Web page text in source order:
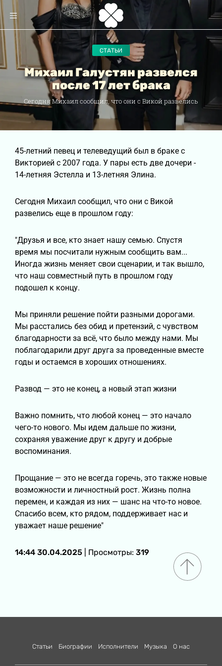
СТАТЬИ
Михаил Галустян развелся
после 17 лет брака
Сегодня Михаил сообщил, что они с Викой развелись
45-летний певец и телеведущий был в браке с
Викторией с 2007 года. У пары есть две дочери -
14-летняя Эстелла и 13-летняя Элина.
Сегодня Михаил сообщил, что они с Викой
развелись еще в прошлом году:
"Друзья и все, кто знает нашу семью. Спустя
время мы посчитали нужным сообщить вам...
Иногда жизнь меняет свои сценарии, и так вышло,
что наш совместный путь в прошлом году
подошел к концу.
Мы приняли решение пойти разными дорогами.
Мы расстались без обид и претензий, с чувством
благодарности за всё, что было между нами. Мы
поблагодарили друг друга за проведенные вместе
годы и остаемся в хороших отношениях.
Развод — это не конец, а новый этап жизни
Важно помнить, что любой конец — это начало
чего-то нового. Мы идем дальше по жизни,
сохраняя уважение друг к другу и добрые
воспоминания.
Прощание — это не всегда горечь, это также новые
возможности и личностный рост. Жизнь полна
перемен, и каждая из них — шанс на что-то новое.
Спасибо всем, кто рядом, поддерживает нас и
уважает наше решение"
14:44 30.04.2025 | Просмотры: 319
Статьи Биографии Исполнители Музыка О нас